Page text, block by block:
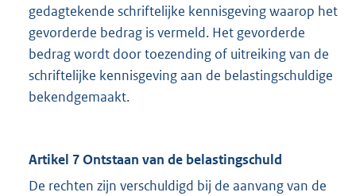
gedagtekende schriftelijke kennisgeving waarop het
gevorderde bedrag is vermeld. Het gevorderde
bedrag wordt door toezending of uitreiking van de
schriftelijke kennisgeving aan de belastingschuldige
bekendgemaakt.
Artikel 7 Ontstaan van de belastingschuld
De rechten zijn verschuldigd bij de aanvang van de